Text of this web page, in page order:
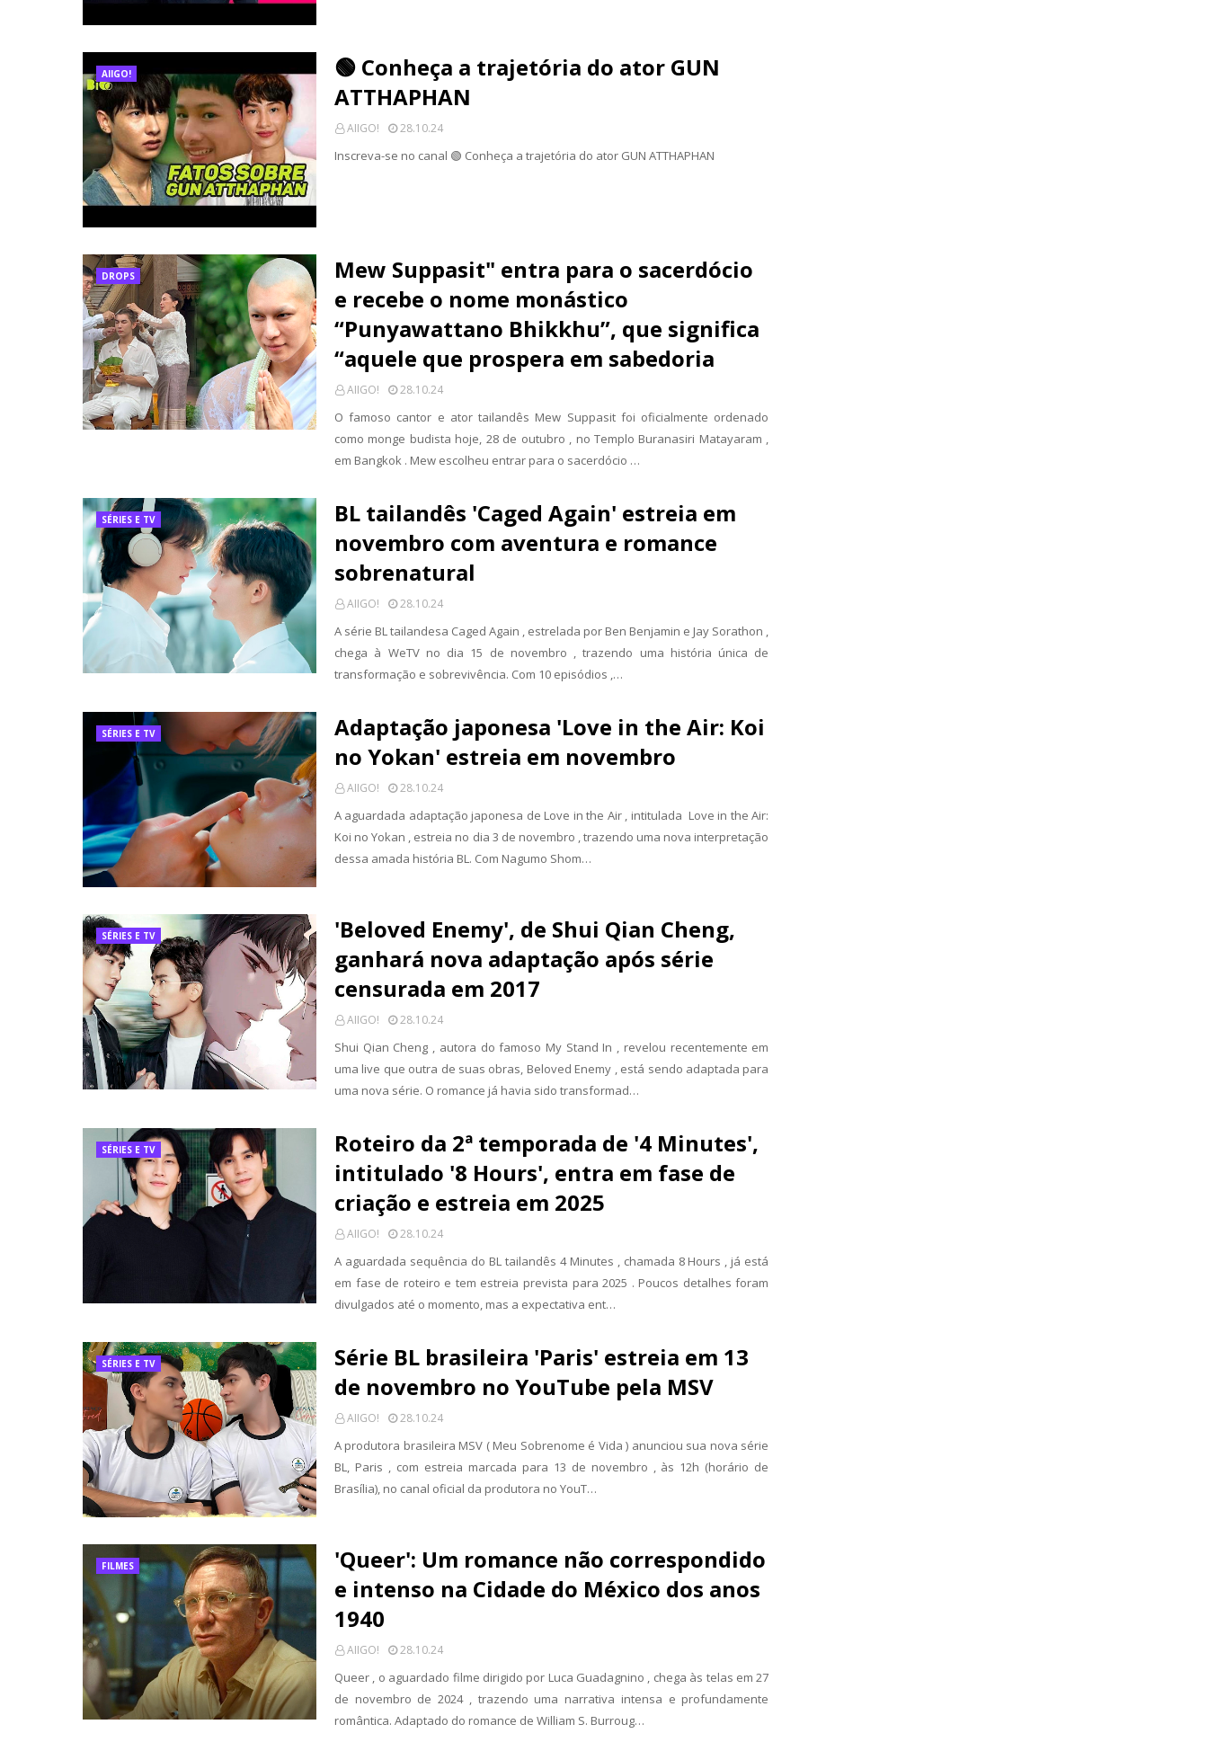
AIIGO!
🟢 Conheça a trajetória do ator GUN
ATTHAPHAN
AIIGO! 28.10.24
Inscreva-se no canal 🟢 Conheça a trajetória do ator GUN ATTHAPHAN
DROPS
Mew Suppasit" entra para o sacerdócio
e recebe o nome monástico
“Punyawattano Bhikkhu”, que significa
“aquele que prospera em sabedoria
AIIGO! 28.10.24
O famoso cantor e ator tailandês Mew Suppasit foi oficialmente ordenado
como monge budista hoje, 28 de outubro , no Templo Buranasiri Matayaram ,
em Bangkok . Mew escolheu entrar para o sacerdócio …
SÉRIES E TV
BL tailandês 'Caged Again' estreia em
novembro com aventura e romance
sobrenatural
AIIGO! 28.10.24
A série BL tailandesa Caged Again , estrelada por Ben Benjamin e Jay Sorathon ,
chega à WeTV no dia 15 de novembro , trazendo uma história única de
transformação e sobrevivência. Com 10 episódios ,…
SÉRIES E TV
Adaptação japonesa 'Love in the Air: Koi
no Yokan' estreia em novembro
AIIGO! 28.10.24
A aguardada adaptação japonesa de Love in the Air , intitulada Love in the Air:
Koi no Yokan , estreia no dia 3 de novembro , trazendo uma nova interpretação
dessa amada história BL. Com Nagumo Shom…
SÉRIES E TV
'Beloved Enemy', de Shui Qian Cheng,
ganhará nova adaptação após série
censurada em 2017
AIIGO! 28.10.24
Shui Qian Cheng , autora do famoso My Stand In , revelou recentemente em
uma live que outra de suas obras, Beloved Enemy , está sendo adaptada para
uma nova série. O romance já havia sido transformad…
SÉRIES E TV
Roteiro da 2ª temporada de '4 Minutes',
intitulado '8 Hours', entra em fase de
criação e estreia em 2025
AIIGO! 28.10.24
A aguardada sequência do BL tailandês 4 Minutes , chamada 8 Hours , já está
em fase de roteiro e tem estreia prevista para 2025 . Poucos detalhes foram
divulgados até o momento, mas a expectativa ent…
SÉRIES E TV
Série BL brasileira 'Paris' estreia em 13
de novembro no YouTube pela MSV
AIIGO! 28.10.24
A produtora brasileira MSV ( Meu Sobrenome é Vida ) anunciou sua nova série
BL, Paris , com estreia marcada para 13 de novembro , às 12h (horário de
Brasília), no canal oficial da produtora no YouT…
FILMES
'Queer': Um romance não correspondido
e intenso na Cidade do México dos anos
1940
AIIGO! 28.10.24
Queer , o aguardado filme dirigido por Luca Guadagnino , chega às telas em 27
de novembro de 2024 , trazendo uma narrativa intensa e profundamente
romântica. Adaptado do romance de William S. Burroug…